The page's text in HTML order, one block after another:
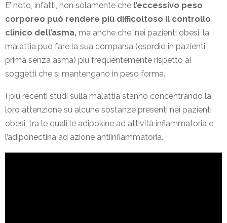
E’ noto, infatti, non solamente che l’eccessivo peso
corporeo può rendere più difficoltoso il controllo
clinico dell’asma, ma anche che, nei pazienti obesi, la
malattia può fare la sua comparsa (esordio in pazienti
prima senza asma) più frequentemente rispetto ai
soggetti che si mantengano in peso forma.
I più recenti studi sulla malattia stanno concentrando la
loro attenzione su alcune sostanze presenti nei pazienti
obesi, tra le quali le adipokine ad attività infiammatoria e
l’adiponectina ad azione antiinfiammatoria.